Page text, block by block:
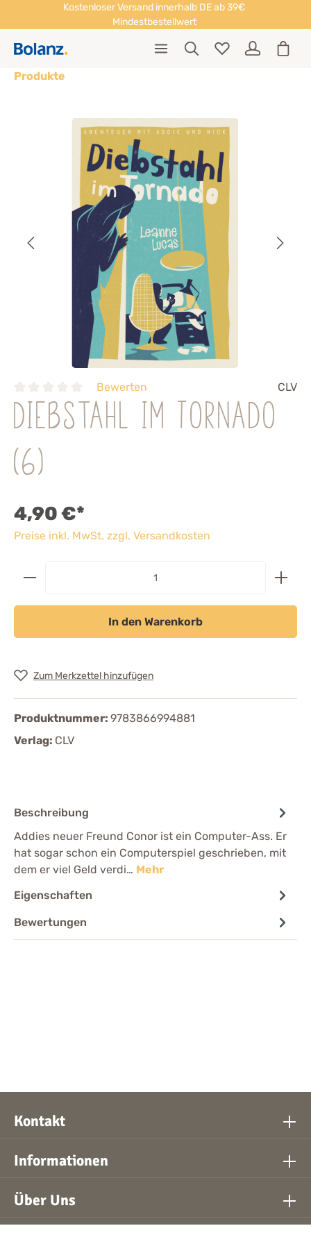
Kostenloser Versand innerhalb DE ab 39€
Mindestbestellwert
Produkte
Bewerten CLV
Diebstahl im Tornado
(6)
4,90 €*
Preise inkl. MwSt. zzgl. Versandkosten
In den Warenkorb
Zum Merkzettel hinzufügen
Produktnummer: 9783866994881
Verlag: CLV
Beschreibung
Addies neuer Freund Conor ist ein Computer-Ass. Er
hat sogar schon ein Computerspiel geschrieben, mit
dem er viel Geld verdi… Mehr
Eigenschaften
Bewertungen
Kontakt
Informationen
Über Uns